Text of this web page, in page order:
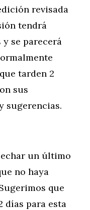
revisada
tendrá
se parecerá
tarden 2
sus
sugerencias.
un último
no haya
que
días para esta